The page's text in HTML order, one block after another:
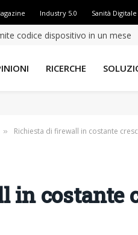
Industry 5.0 Sanità Digitale
codice dispositivo in un mese
RICERCHE
» Richiesta di firewall in costante
in costante